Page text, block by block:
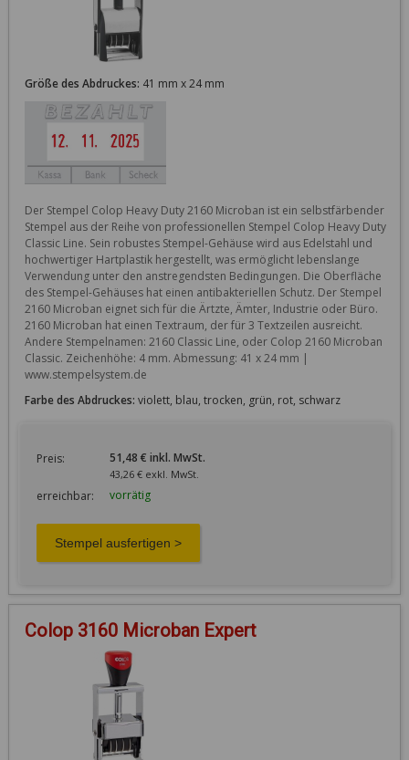
Größe des Abdruckes: 41 mm x 24 mm
Der Stempel Colop Heavy Duty 2160 Microban ist ein selbstfärbender
Stempel aus der Reihe von professionellen Stempel Colop Heavy Duty
Classic Line. Sein robustes Stempel-Gehäuse wird aus Edelstahl und
hochwertiger Hartplastik hergestellt, was ermöglicht lebenslange
Verwendung unter den anstregendsten Bedingungen. Die Oberfläche
des Stempel-Gehäuses hat einen antibakteriellen Schutz. Der Stempel
2160 Microban eignet sich für die Ärtzte, Ämter, Industrie oder Büro.
2160 Microban hat einen Textraum, der für 3 Textzeilen ausreicht.
Andere Stempelnamen: 2160 Classic Line, oder Colop 2160 Microban
Classic. Zeichenhöhe: 4 mm. Abmessung: 41 x 24 mm |
www.stempelsystem.de
Farbe des Abdruckes: violett, blau, trocken, grün, rot, schwarz
Preis: 51,48 € inkl. MwSt.
43,26 € exkl. MwSt.
erreichbar: vorrätig
Colop 3160 Microban Expert